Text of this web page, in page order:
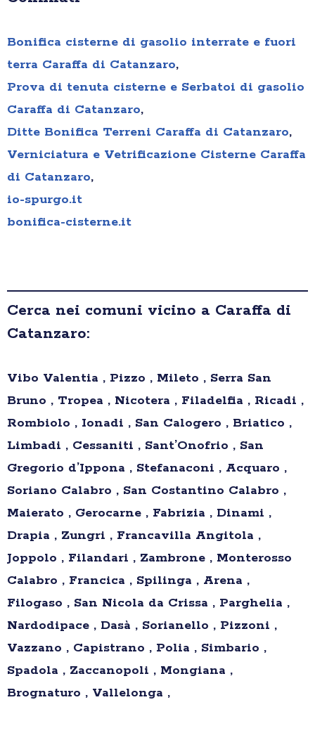
Bonifica cisterne di gasolio interrate e fuori
terra Caraffa di Catanzaro,
Prova di tenuta cisterne e Serbatoi di gasolio
Caraffa di Catanzaro,
Ditte Bonifica Terreni Caraffa di Catanzaro,
Verniciatura e Vetrificazione Cisterne Caraffa
di Catanzaro,
io-spurgo.it
bonifica-cisterne.it
Cerca nei comuni vicino a Caraffa di
Catanzaro:
Vibo Valentia , Pizzo , Mileto , Serra San
Bruno , Tropea , Nicotera , Filadelfia , Ricadi ,
Rombiolo , Ionadi , San Calogero , Briatico ,
Limbadi , Cessaniti , Sant’Onofrio , San
Gregorio d’Ippona , Stefanaconi , Acquaro ,
Soriano Calabro , San Costantino Calabro ,
Maierato , Gerocarne , Fabrizia , Dinami ,
Drapia , Zungri , Francavilla Angitola ,
Joppolo , Filandari , Zambrone , Monterosso
Calabro , Francica , Spilinga , Arena ,
Filogaso , San Nicola da Crissa , Parghelia ,
Nardodipace , Dasà , Sorianello , Pizzoni ,
Vazzano , Capistrano , Polia , Simbario ,
Spadola , Zaccanopoli , Mongiana ,
Brognaturo , Vallelonga ,